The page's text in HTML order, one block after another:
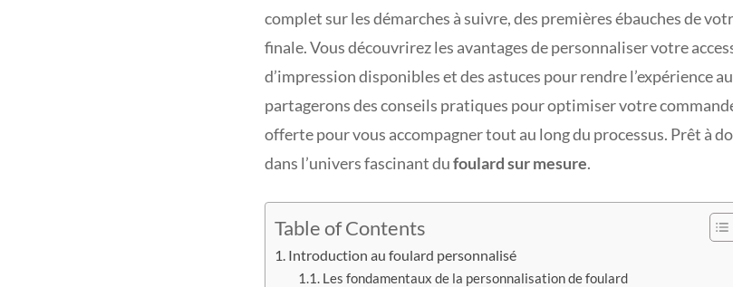
complet sur les démarches à suivre, des premières ébauches de
finale. Vous découvrirez les avantages de personnaliser votre
d’impression disponibles et des astuces pour rendre l’expérience
partagerons des conseils pratiques pour optimiser votre
offerte pour vous accompagner tout au long du processus. Prêt à
dans l’univers fascinant dufoulard sur mesure.
Table of Contents
Introduction au foulard personnalisé
Les fondamentaux de la personnalisation de foulard